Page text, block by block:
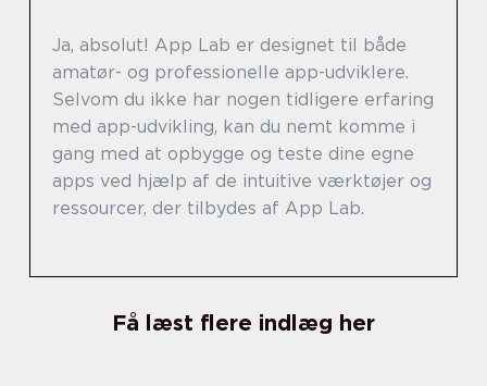
Ja, absolut! App Lab er designet til både
amatør- og professionelle app-udviklere.
Selvom du ikke har nogen tidligere erfaring
med app-udvikling, kan du nemt komme i
gang med at opbygge og teste dine egne
apps ved hjælp af de intuitive værktøjer og
ressourcer, der tilbydes af App Lab.
Få læst flere indlæg her